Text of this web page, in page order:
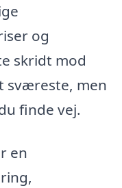
og
skridt mod
sværeste, men
finde vej.
en